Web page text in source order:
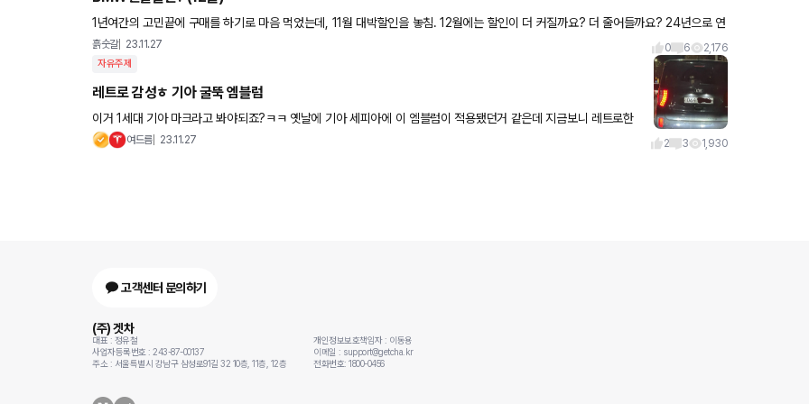
1년여간의 고민끝에 구매를 하기로 마음 먹었는데, 11월 대박할인을 놓침. 12월에는 할인이 더 커질까요? 더 줄어들까요? 24년으로 연
식변경 되면서 가격은 200이 올라서, 동일할인이면 손해
흙숫갈 23.11.27 0 6 2,176
자유주제
레트로 감성ㅎ 기아 굴뚝 엠블럼
이거 1세대 기아 마크라고 봐야되죠?ㅋㅋ 옛날에 기아 세피아에 이 엠블럼이 적용됐던거 같은데 지금보니 레트로한
갬성이 있군요
여드름 23.11.27 2 3 1,930
고객센터 문의하기
(주) 겟차
대표 : 정유철
사업자등록번호 : 243-87-00137
주소 : 서울특별시 강남구 삼성로91길 32 10층, 11층, 12층
개인정보보호책임자 : 이동용
이메일 : support@getcha.kr
전화번호: 1800-0456